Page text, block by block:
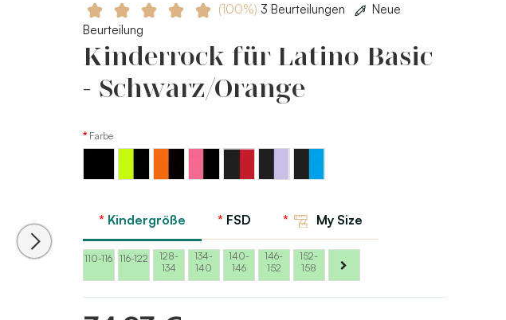
(100%) 3 Beurteilungen
Neue
Beurteilung
Kinderrock für Latino Basic
- Schwarz/Orange
Farbe
Kindergröße FSD My Size
110-116 116-122
128-
134
134-
140
140-
146
146-
152
152-
158